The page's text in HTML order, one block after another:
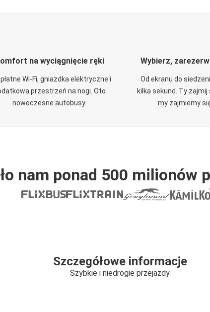
na wyciągnięcie ręki
Wi-Fi, gniazdka elektryczne i
przestrzeń na nogi. Oto
nowoczesne autobusy.
Wybierz,
Od ekranu do
kilka sekund. Ty
my zajmiemy
nam ponad 500 milionów
Szczegółowe informacje
Szybkie i niedrogie przejazdy.